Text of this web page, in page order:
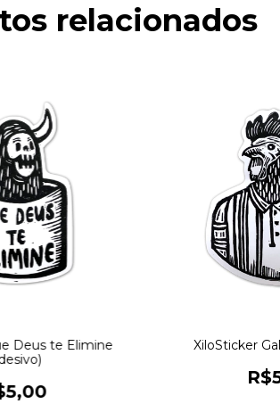
relacionados
Deus te Elimine
XiloSticker